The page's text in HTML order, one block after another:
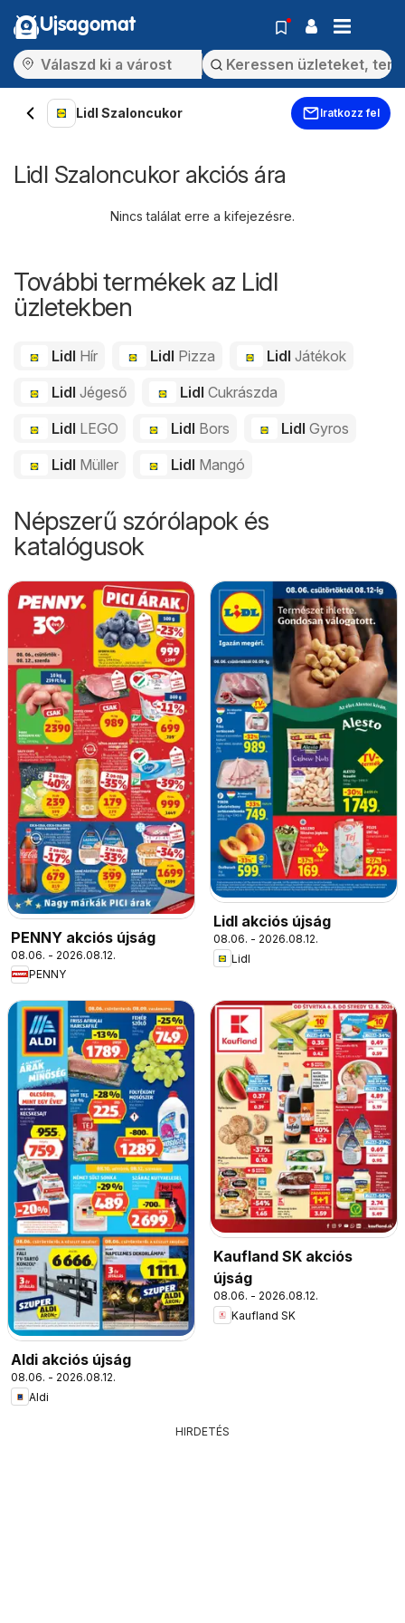
Ujsagomat
Lidl Szaloncukor Iratkozz fel
Lidl Szaloncukor akciós ára
Nincs találat erre a kifejezésre.
További termékek az Lidl
üzletekben
Lidl Hír Lidl Pizza LidlJátékok
Lidl Jégeső Lidl Cukrászda
Lidl LEGO Lidl Bors LidlGyros
Lidl Müller Lidl Mangó
Népszerű szórólapok és
katalógusok
PENNY akciós újság
08.06. - 2026.08.12.
PENNY
Lidl akciós újság
08.06. - 2026.08.12.
Lidl
Aldi akciós újság
08.06. - 2026.08.12.
Aldi
Kaufland SK akciós
újság
08.06. - 2026.08.12.
Kaufland SK
HIRDETÉS